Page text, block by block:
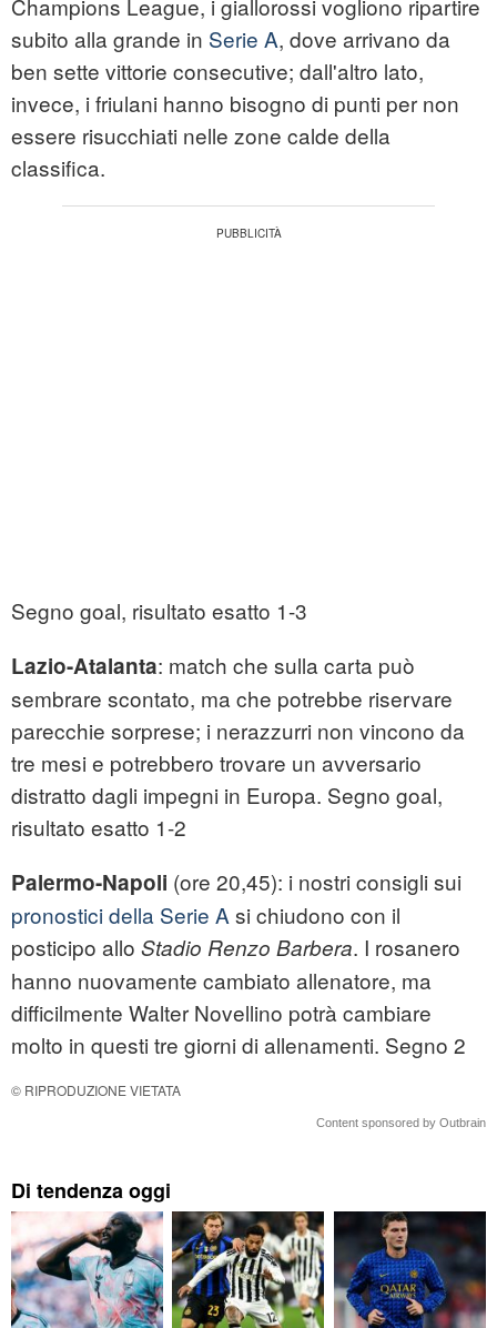
Champions League, i giallorossi vogliono ripartire
subito alla grande in Serie A, dove arrivano da
ben sette vittorie consecutive; dall'altro lato,
invece, i friulani hanno bisogno di punti per non
essere risucchiati nelle zone calde della
classifica.
Segno goal, risultato esatto 1-3
Lazio-Atalanta: match che sulla carta può
sembrare scontato, ma che potrebbe riservare
parecchie sorprese; i nerazzurri non vincono da
tre mesi e potrebbero trovare un avversario
distratto dagli impegni in Europa. Segno goal,
risultato esatto 1-2
Palermo-Napoli (ore 20,45): i nostri consigli sui
pronostici della Serie A si chiudono con il
posticipo allo Stadio Renzo Barbera. I rosanero
hanno nuovamente cambiato allenatore, ma
difficilmente Walter Novellino potrà cambiare
molto in questi tre giorni di allenamenti. Segno 2
© RIPRODUZIONE VIETATA
Content sponsored by Outbrain
Di tendenza oggi